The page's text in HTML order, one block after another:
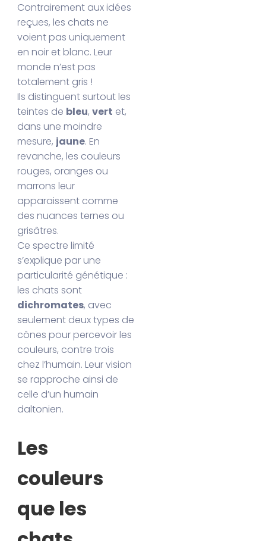
Contrairement aux idées
reçues, les chats ne
voient pas uniquement
en noir et blanc. Leur
monde n’est pas
totalement gris !
Ils distinguent surtout les
teintes de bleu,vert et,
dans une moindre
mesure, jaune. En
revanche, les couleurs
rouges, oranges ou
marrons leur
apparaissent comme
des nuances ternes ou
grisâtres.
Ce spectre limité
s’explique par une
particularité génétique :
les chats sont
dichromates, avec
seulement deux types de
cônes pour percevoir les
couleurs, contre trois
chez l’humain. Leur vision
se rapproche ainsi de
celle d’un humain
daltonien.
Les
couleurs
que les